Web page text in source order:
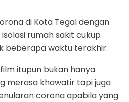
di Kota Tegal dengan
rumah sakit cukup
beberapa waktu terakhir.
itupun bukan hanya
merasa khawatir tapi juga
corona apabila yang